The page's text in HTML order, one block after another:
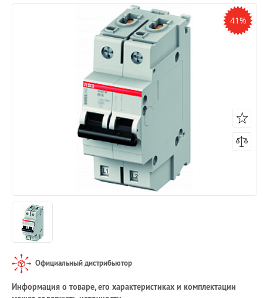
41%
Официальный дистрибьютор
Информация о товаре, его характеристиках и комплектации